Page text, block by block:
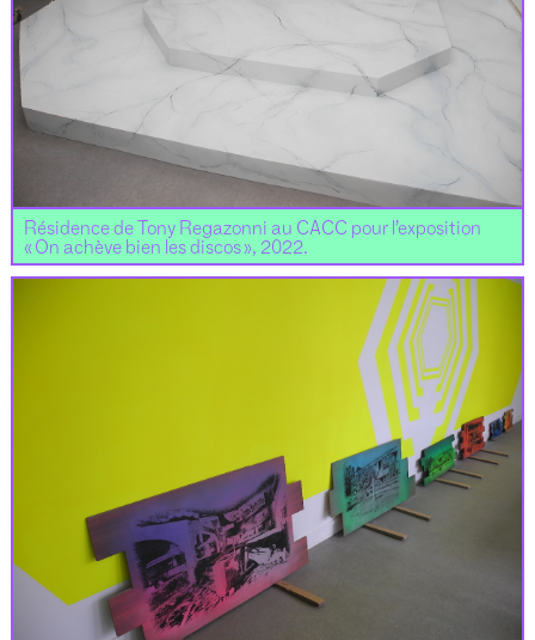
Résidence de Tony Regazonni au CACC pour l’exposition
« On achève bien les discos », 2022.